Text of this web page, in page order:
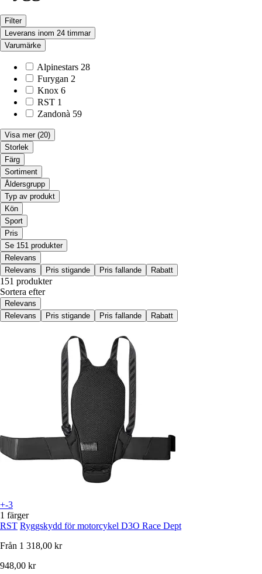
Filter
Leverans inom 24 timmar
Varumärke
Alpinestars 28
Furygan 2
Knox 6
RST 1
Zandonà 59
Visa mer (20)
Storlek
Färg
Sortiment
Åldersgrupp
Typ av produkt
Kön
Sport
Pris
Se 151 produkter
Relevans
Relevans
Pris stigande Pris fallande Rabatt
151 produkter
Sortera efter
Relevans
Relevans
Pris stigande Pris fallande Rabatt
+-3
1 färger
RST Ryggskydd för motorcykel D3O Race Dept
Från 1 318,00 kr
948,00 kr